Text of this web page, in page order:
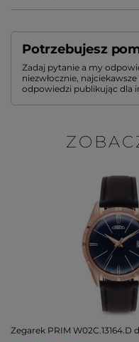
Potrzebujesz
Zadaj pytanie a my
niezwłocznie,
odpowiedzi publikując dla
Zegarek PRIM